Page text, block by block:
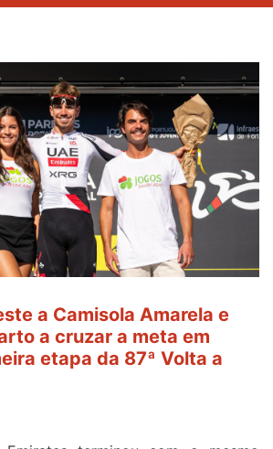
a Camisola Amarela e
a cruzar a meta em
etapa da 87ª Volta a